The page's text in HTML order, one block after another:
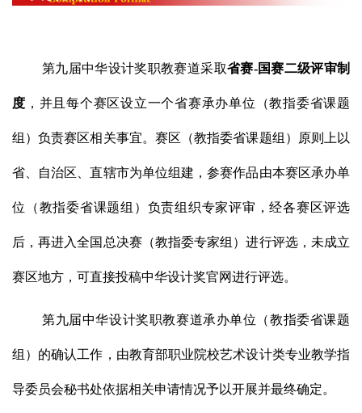
第九届中华设计奖职教赛道采取省赛-国赛二级评审制
度 ，并且每个赛区设立一个省赛承办单位（教指委省课题
组）负责赛区相关事宜。赛区（教指委省课题组）原则上以
省、自治区、直辖市为单位组建，参赛作品由本赛区承办单
位（教指委省课题组）负责组织专家评审，经各赛区评选
后，再进入全国总决赛（教指委专家组）进行评选，未成立
赛区地方，可直接投稿中华设计奖官网进行评选。
第九届中华设计奖职教赛道承办单位（教指委省课题
组）的确认工作，由教育部职业院校艺术设计类专业教学指
导委员会秘书处依据相关申请情况予以开展并最终确定。